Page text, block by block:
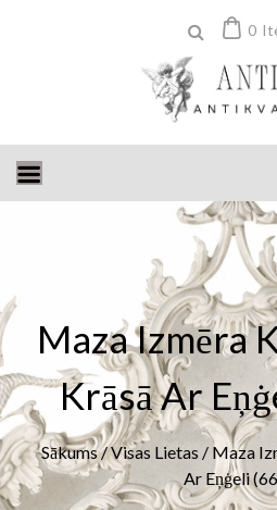
0
Maza Izmēra
Krāsā Ar
Sākums/Visas Lietas / Maza
Ar Eņġeli